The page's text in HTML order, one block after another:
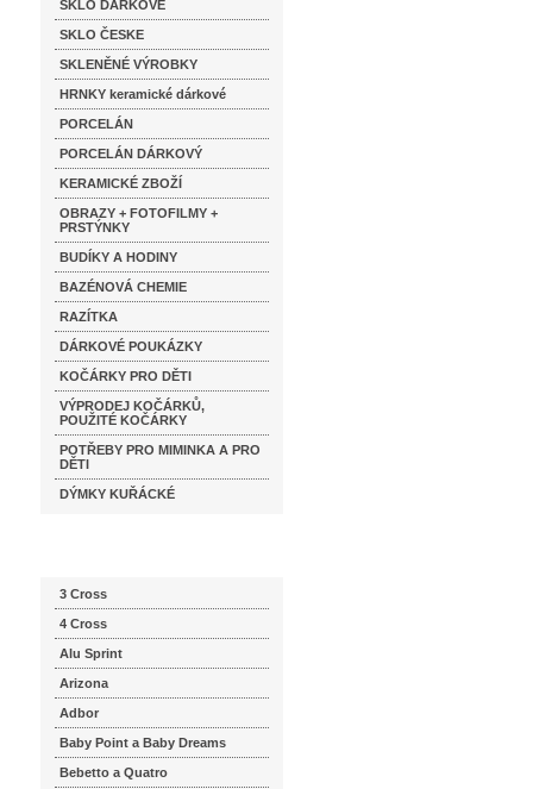
SKLO DÁRKOVÉ
SKLO ČESKE
SKLENĚNÉ VÝROBKY
HRNKY keramické dárkové
PORCELÁN
PORCELÁN DÁRKOVÝ
KERAMICKÉ ZBOŽÍ
OBRAZY + FOTOFILMY +
PRSTÝNKY
BUDÍKY A HODINY
BAZÉNOVÁ CHEMIE
RAZÍTKA
DÁRKOVÉ POUKÁZKY
KOČÁRKY PRO DĚTI
VÝPRODEJ KOČÁRKŮ,
POUŽITÉ KOČÁRKY
POTŘEBY PRO MIMINKA A PRO
DĚTI
DÝMKY KUŘÁCKÉ
3 Cross
4 Cross
Alu Sprint
Arizona
Adbor
Baby Point a Baby Dreams
Bebetto a Quatro